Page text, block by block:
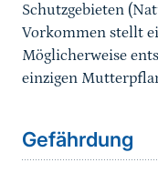
Schutzgebieten
Vorkommen stellt
Möglicherweise
einzigen
Sprungmarke
Gefährdung